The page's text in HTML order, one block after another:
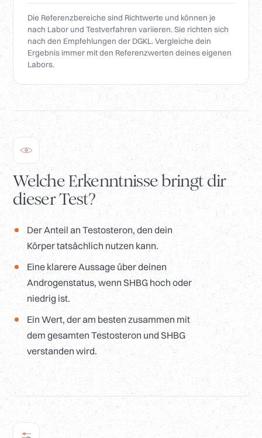
Die Referenzbereiche sind Richtwerte und können je
nach Labor und Testverfahren variieren. Sie richten sich
nach den Empfehlungen der DGKL. Vergleiche dein
Ergebnis immer mit den Referenzwerten deines eigenen
Labors.
Welche Erkenntnisse bringt dir
dieser Test?
Der Anteil an Testosteron, den dein
Körper tatsächlich nutzen kann.
Eine klarere Aussage über deinen
Androgenstatus, wenn SHBG hoch oder
niedrig ist.
Ein Wert, der am besten zusammen mit
dem gesamten Testosteron und SHBG
verstanden wird.